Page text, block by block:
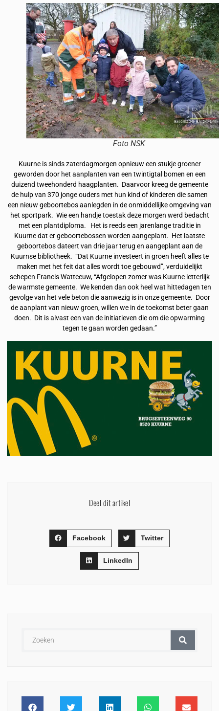
Foto NSK
Kuurne is sinds zaterdagmorgen opnieuw een stukje groener
geworden door het aanplanten van een twintigtal bomen en een
duizend tweehonderd haagplanten. Daarvoor kreeg de gemeente
de hulp van 370 jonge ouders met hun kind of kinderen die samen
een nieuw geboortebos aanlegden in de onmiddellijke omgeving van
het sportpark. Wie een handje toestak deze morgen werd bedacht
met een plantdiploma. Het is reeds een jarenlange traditie in
Kuurne dat er geboortebossen worden aangeplant. Het laatste
geboortebos dateert van drie jaar terug en aangeplant aan de
Kuurnse bibliotheek. “Dat Kuurne investeert in groen heeft alles te
maken met het feit dat alles wordt toe gebouwd”, verduidelijkt
schepen Francis Watteeuw, “Afgelopen zomer was Kuurne letterlijk
de warmste gemeente. We kenden dan ook heel wat hittedagen ten
gevolge van het vele beton die aanwezig is in onze gemeente. Door
de aanplant van nieuw groen, willen we in de toekomst beter gaan
doen. Dit is alvast een van de initiatieven die om die opwarming
tegen te gaan worden gedaan.”
Deel dit artikel
Facebook Twitter
LinkedIn